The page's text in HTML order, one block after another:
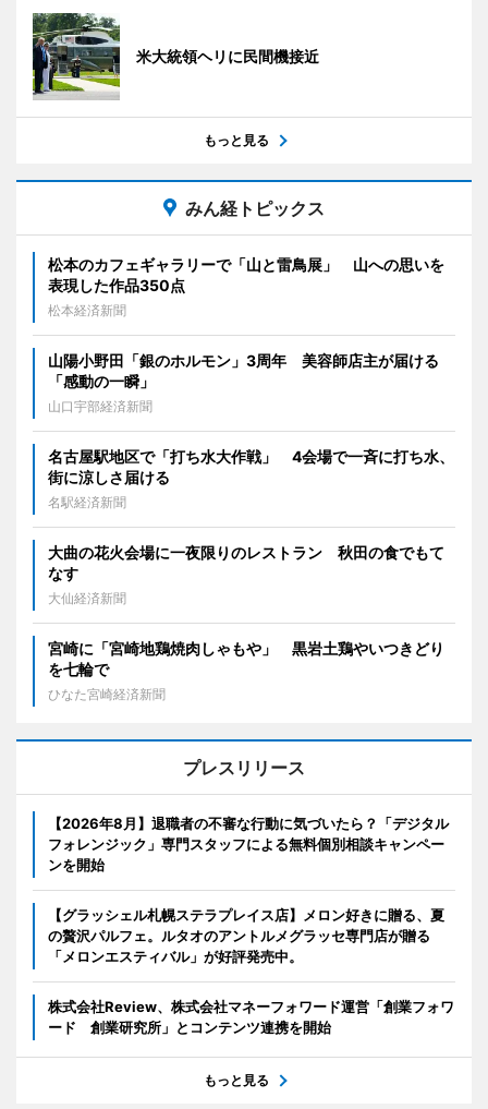
米大統領ヘリに民間機接近
もっと見る
みん経トピックス
松本のカフェギャラリーで「山と雷鳥展」 山への思いを
表現した作品350点
松本経済新聞
山陽小野田「銀のホルモン」3周年 美容師店主が届ける
「感動の一瞬」
山口宇部経済新聞
名古屋駅地区で「打ち水大作戦」 4会場で一斉に打ち水、
街に涼しさ届ける
名駅経済新聞
大曲の花火会場に一夜限りのレストラン 秋田の食でもて
なす
大仙経済新聞
宮崎に「宮崎地鶏焼肉しゃもや」 黒岩土鶏やいつきどり
を七輪で
ひなた宮崎経済新聞
プレスリリース
【2026年8月】退職者の不審な行動に気づいたら？「デジタル
フォレンジック」専門スタッフによる無料個別相談キャンペー
ンを開始
【グラッシェル札幌ステラプレイス店】メロン好きに贈る、夏
の贅沢パルフェ。ルタオのアントルメグラッセ専門店が贈る
「メロンエスティバル」が好評発売中。
株式会社Review、株式会社マネーフォワード運営「創業フォワ
ード 創業研究所」とコンテンツ連携を開始
もっと見る